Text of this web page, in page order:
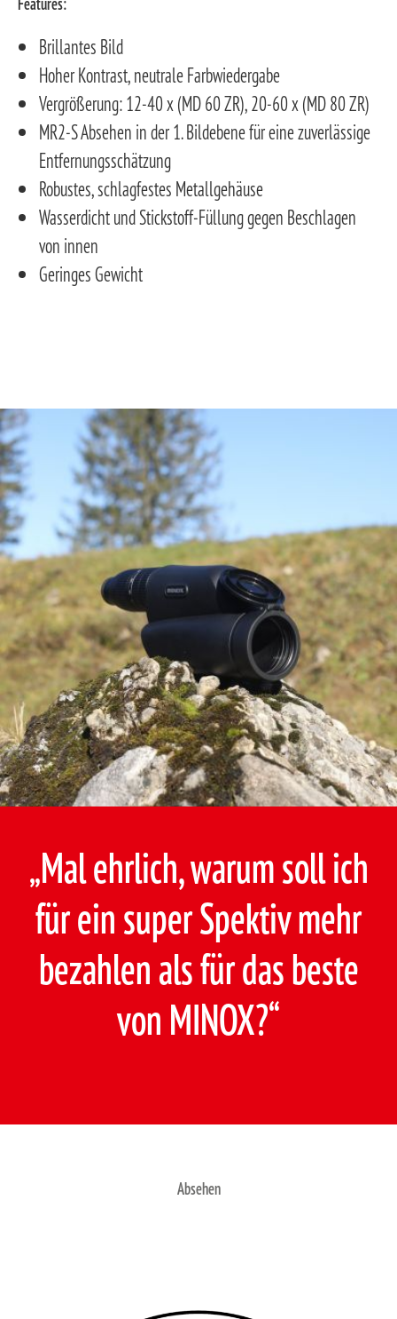
Brillantes Bild
Hoher Kontrast, neutrale Farbwiedergabe
Vergrößerung: 12-40 x (MD 60 ZR), 20-60 x (MD 80 ZR)
MR2-S Absehen in der 1. Bildebene für eine zuverlässige
Entfernungsschätzung
Robustes, schlagfestes Metallgehäuse
Wasserdicht und Stickstoff-Füllung gegen Beschlagen
von innen
Geringes Gewicht
„Mal ehrlich, warum soll ich
für ein super Spektiv mehr
bezahlen als für das beste
von MINOX?“
Absehen